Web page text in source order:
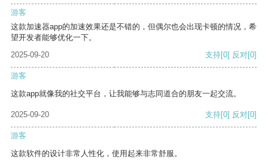
游客
这款加速器app的加速效果还是不错的，但偶尔也会出现卡顿的情况，希
望开发者能够优化一下。
2025-09-20
支持[0] 反对[0]
游客
这款app就像我的社交平台，让我能够与志同道合的朋友一起交流。
2025-09-20 支持[0] 反对[0]
游客
这款软件的设计非常人性化，使用起来非常舒服。